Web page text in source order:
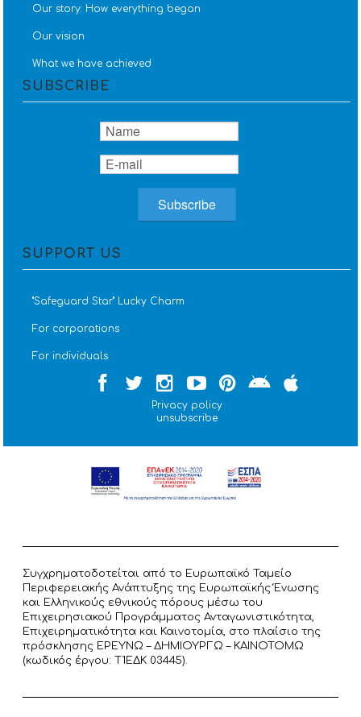
Our story: How everything began
Our vision
What we have achieved
SUBSCRIBE
SUPPORT US
''Safeguard Star'' Lucky Charm
For corporations
For individuals
Privacy policy
unsubscribe
Συγχρηματοδοτείται από το Ευρωπαϊκό Ταμείο
Περιφερειακής Ανάπτυξης της Ευρωπαϊκής Ένωσης
και Ελληνικούς εθνικούς πόρους μέσω του
Επιχειρησιακού Προγράμματος Ανταγωνιστικότητα,
Επιχειρηματικότητα και Καινοτομία, στο πλαίσιο της
πρόσκλησης ΕΡΕΥΝΩ – ΔΗΜΙΟΥΡΓΩ – ΚΑΙΝΟΤΟΜΩ
(κωδικός έργου: T1ΕΔΚ 03445).